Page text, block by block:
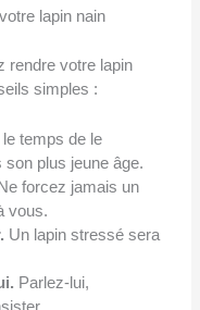
lapin nain
rendre votre lapin
simples :
temps de le
plus jeune âge.
forcez jamais un
vous.
Un lapin stressé sera
Parlez-lui,